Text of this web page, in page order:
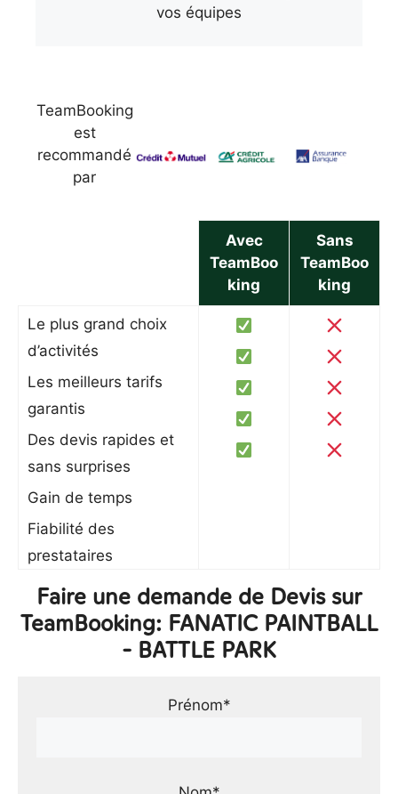
vos équipes
TeamBooking
est
recommandé
par
Avec
TeamBoo
king
Sans
TeamBoo
king
Le plus grand choix
d’activités
Les meilleurs tarifs
garantis
Des devis rapides et
sans surprises
Gain de temps
Fiabilité des
prestataires
Faire une demande de Devis sur
TeamBooking: FANATIC PAINTBALL
- BATTLE PARK
Prénom*